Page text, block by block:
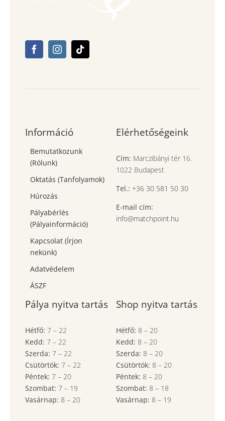
Információ
Bemutatkozunk
(Rólunk)
Oktatás (Tanfolyamok)
Húrozás
Pályabérlés
(Pályainformáció)
Kapcsolat (Írjon
nekünk)
Adatvédelem
ÁSZF
Elérhetőségeink
Cím: Marczibányi tér 16.
1022 Budapest
Tel.: +36 30 581 50 30
E-mail cím:
info@matchpoint.hu
Pálya nyitva tartás
Hétfő: 7 – 22
Kedd: 7 – 22
Szerda: 7 – 22
Csütörtök: 7 – 22
Péntek: 7 – 20
Szombat: 7 – 19
Vasárnap: 8 – 20
Shop nyitva tartás
Hétfő: 8 – 20
Kedd: 8 – 20
Szerda: 8 – 20
Csütörtök: 8 – 20
Péntek: 8 – 20
Szombat: 8 – 18
Vasárnap: 8 – 19